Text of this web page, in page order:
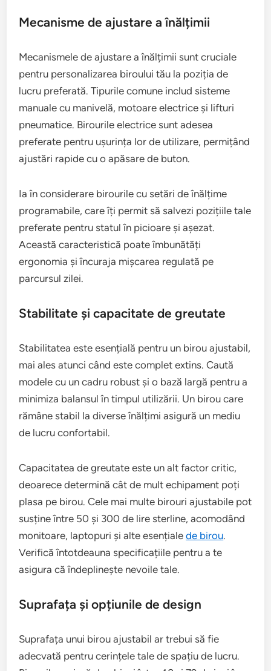
Mecanisme de ajustare a înălțimii
Mecanismele de ajustare a înălțimii sunt cruciale
pentru personalizarea biroului tău la poziția de
lucru preferată. Tipurile comune includ sisteme
manuale cu manivelă, motoare electrice și lifturi
pneumatice. Birourile electrice sunt adesea
preferate pentru ușurința lor de utilizare, permițând
ajustări rapide cu o apăsare de buton.
Ia în considerare birourile cu setări de înălțime
programabile, care îți permit să salvezi pozițiile tale
preferate pentru statul în picioare și așezat.
Această caracteristică poate îmbunătăți
ergonomia și încuraja mișcarea regulată pe
parcursul zilei.
Stabilitate și capacitate de greutate
Stabilitatea este esențială pentru un birou ajustabil,
mai ales atunci când este complet extins. Caută
modele cu un cadru robust și o bază largă pentru a
minimiza balansul în timpul utilizării. Un birou care
rămâne stabil la diverse înălțimi asigură un mediu
de lucru confortabil.
Capacitatea de greutate este un alt factor critic,
deoarece determină cât de mult echipament poți
plasa pe birou. Cele mai multe birouri ajustabile pot
susține între 50 și 300 de lire sterline, acomodând
monitoare, laptopuri și alte esențialede birou.
Verifică întotdeauna specificațiile pentru a te
asigura că îndeplinește nevoile tale.
Suprafața și opțiunile de design
Suprafața unui birou ajustabil ar trebui să fie
adecvată pentru cerințele tale de spațiu de lucru.